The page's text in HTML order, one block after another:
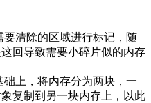
清除的区域进行标记，随
回导致需要小碎片似的内存
上，将内存分为两块，一
复制到另一块内存上，以此